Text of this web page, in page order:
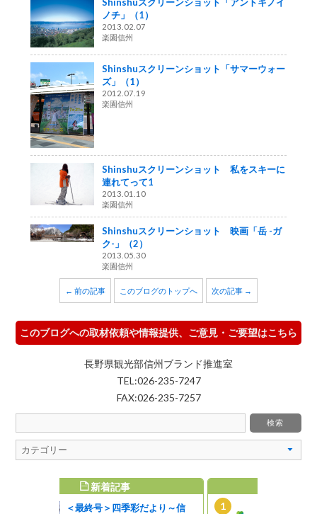
Shinshuスクリーンショット「アントキノイ
ノチ」（1）
2013.02.07
楽園信州
Shinshuスクリーンショット「サマーウォー
ズ」（1）
2012.07.19
楽園信州
Shinshuスクリーンショット 私をスキーに
連れてって1
2013.01.10
楽園信州
Shinshuスクリーンショット 映画「岳 -ガ
ク-」（2）
2013.05.30
楽園信州
← 前の記事 このブログのトップへ 次の記事 →
このブログへの取材依頼や情報提供、ご意見・ご要望はこちら
長野県観光部信州ブランド推進室
TEL:026-235-7247
FAX:026-235-7257
Vol.34 特集■ジンギスカン街道